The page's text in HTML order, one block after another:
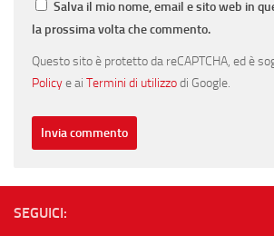
Salva il mio nome, email e sito web in
la prossima volta che commento.
Questo sito è protetto da reCAPTCHA, ed è
Policye ai Termini di utilizzodi Google.
SEGUICI: